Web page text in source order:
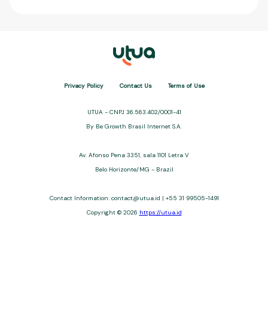
Privacy Policy Contact Us Terms of Use
UTUA - CNPJ 36.563.402/0001-41
By Be Growth Brasil Internet S.A.
Av. Afonso Pena 3351, sala 1101 Letra V
Belo Horizonte/MG - Brazil
Contact Information: contact@utua.id | +55 31 99505-1491
Copyright © 2026 https://utua.id